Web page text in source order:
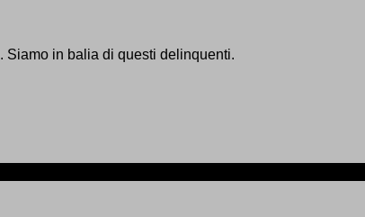
Siamo in balia di questi delinquenti.